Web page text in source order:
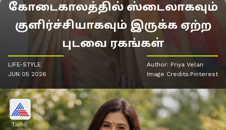
கோடைகாலத்தில் ஸ்டைலாகவும்
குளிர்ச்சியாகவும் இருக்க ஏற்ற
புடவை ரகங்கள்
LIFE-STYLE
JUN 05 2026
Author: Priya Velan
Image Credits:Pinterest
Tamil